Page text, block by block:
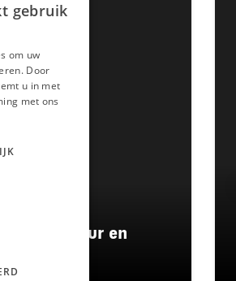
stad, natuur en
gebruik
om uw
Door
u in met
met ons